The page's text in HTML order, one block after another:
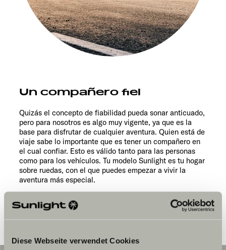
Diese Webseite verwendet Cookies
Un compañero fiel
Quizás el concepto de fiabilidad pueda sonar anticuado,
pero para nosotros es algo muy vigente, ya que es la
base para disfrutar de cualquier aventura. Quien está de
viaje sabe lo importante que es tener un compañero en
el cual confiar. Esto es válido tanto para las personas
como para los vehículos. Tu modelo Sunlight es tu hogar
sobre ruedas, con el que puedes empezar a vivir la
aventura más especial.